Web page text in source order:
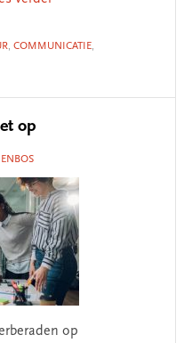
, COMMUNICATIE,
op
op